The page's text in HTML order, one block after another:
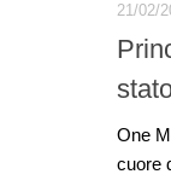
21/02/
One
cuore